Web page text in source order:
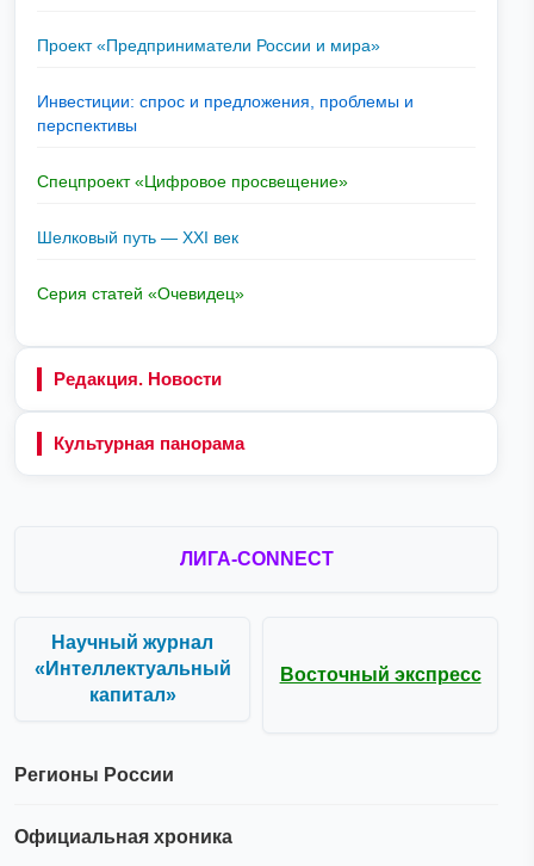
Проект «Предприниматели России и мира»
Инвестиции: спрос и предложения, проблемы и
перспективы
Спецпроект «Цифровое просвещение»
Шелковый путь — XXI век
Серия статей «Очевидец»
Редакция. Новости
Культурная панорама
ЛИГА-CONNECT
Научный журнал
«Интеллектуальный
капитал»
Восточный экспресс
Регионы России
Официальная хроника